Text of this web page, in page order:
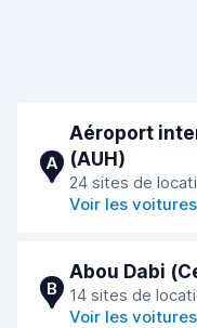
A
Aéroport
(AUH)
24 sites de
Voir les
B
Abou Dabi
14 sites de
Voir les